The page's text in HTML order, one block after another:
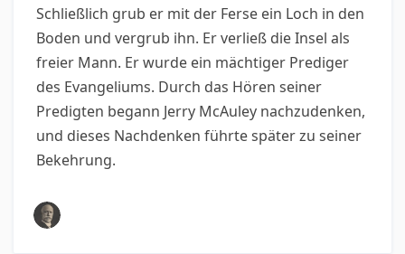
Schließlich grub er mit der Ferse ein Loch in den
Boden und vergrub ihn. Er verließ die Insel als
freier Mann. Er wurde ein mächtiger Prediger
des Evangeliums. Durch das Hören seiner
Predigten begann Jerry McAuley nachzudenken,
und dieses Nachdenken führte später zu seiner
Bekehrung.